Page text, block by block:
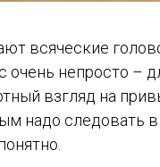
всяческие
очень непросто –
взгляд на
надо следовать